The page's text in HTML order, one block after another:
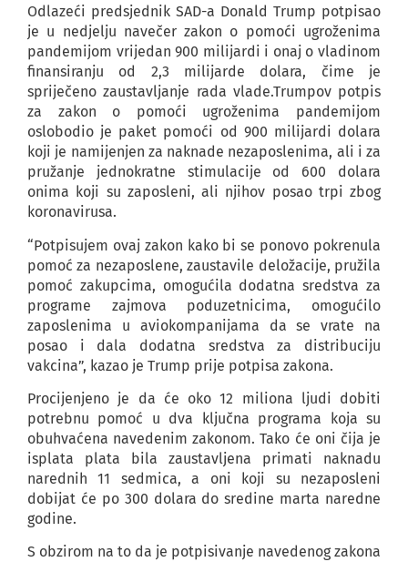
Odlazeći predsjednik SAD-a Donald Trump potpisao
je u nedjelju navečer zakon o pomoći ugroženima
pandemijom vrijedan 900 milijardi i onaj o vladinom
finansiranju od 2,3 milijarde dolara, čime je
spriječeno zaustavljanje rada vlade.Trumpov potpis
za zakon o pomoći ugroženima pandemijom
oslobodio je paket pomoći od 900 milijardi dolara
koji je namijenjen za naknade nezaposlenima, ali i za
pružanje jednokratne stimulacije od 600 dolara
onima koji su zaposleni, ali njihov posao trpi zbog
koronavirusa.
“Potpisujem ovaj zakon kako bi se ponovo pokrenula
pomoć za nezaposlene, zaustavile deložacije, pružila
pomoć zakupcima, omogućila dodatna sredstva za
programe zajmova poduzetnicima, omogućilo
zaposlenima u aviokompanijama da se vrate na
posao i dala dodatna sredstva za distribuciju
vakcina”, kazao je Trump prije potpisa zakona.
Procijenjeno je da će oko 12 miliona ljudi dobiti
potrebnu pomoć u dva ključna programa koja su
obuhvaćena navedenim zakonom. Tako će oni čija je
isplata plata bila zaustavljena primati naknadu
narednih 11 sedmica, a oni koji su nezaposleni
dobijat će po 300 dolara do sredine marta naredne
godine.
S obzirom na to da je potpisivanje navedenog zakona